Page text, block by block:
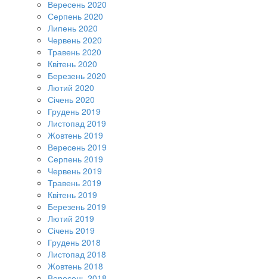
Вересень 2020
Серпень 2020
Липень 2020
Червень 2020
Травень 2020
Квітень 2020
Березень 2020
Лютий 2020
Січень 2020
Грудень 2019
Листопад 2019
Жовтень 2019
Вересень 2019
Серпень 2019
Червень 2019
Травень 2019
Квітень 2019
Березень 2019
Лютий 2019
Січень 2019
Грудень 2018
Листопад 2018
Жовтень 2018